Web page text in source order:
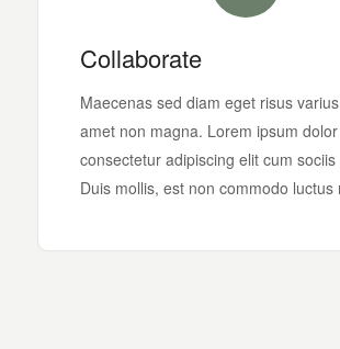
Collaborate
Maecenas sed diam eget risus
amet non magna. Lorem ipsum
consectetur adipiscing elit cum sociis
Duis mollis, est non commodo luctus